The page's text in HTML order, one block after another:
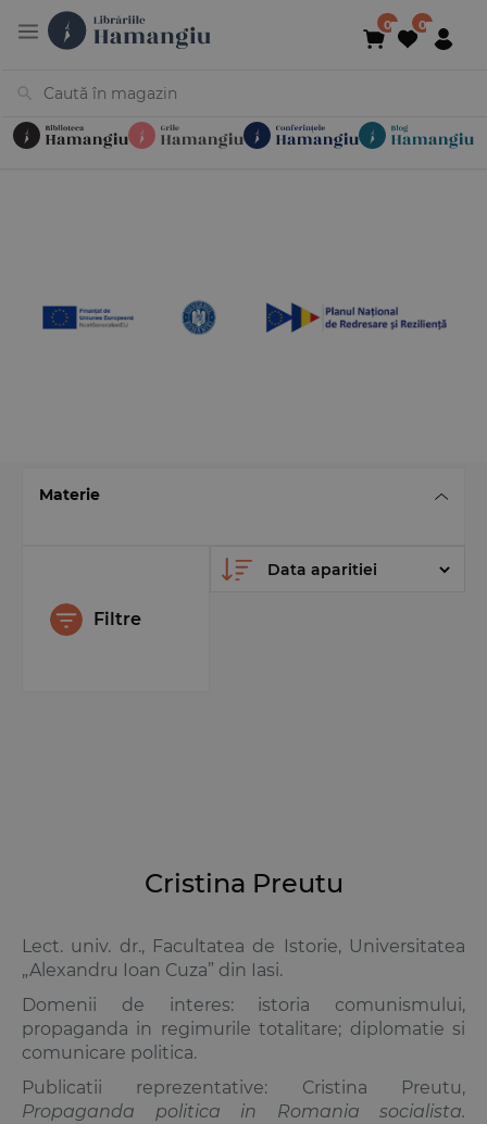
Materie
Filtre
Cristina Preutu
Lect. univ. dr., Facultatea de Istorie, Universitatea
„Alexandru Ioan Cuza” din Iasi.
Domenii de interes: istoria comunismului,
propaganda in regimurile totalitare; diplomatie si
comunicare politica.
Publicatii reprezentative: Cristina Preutu,
Propaganda politica in Romania socialista.